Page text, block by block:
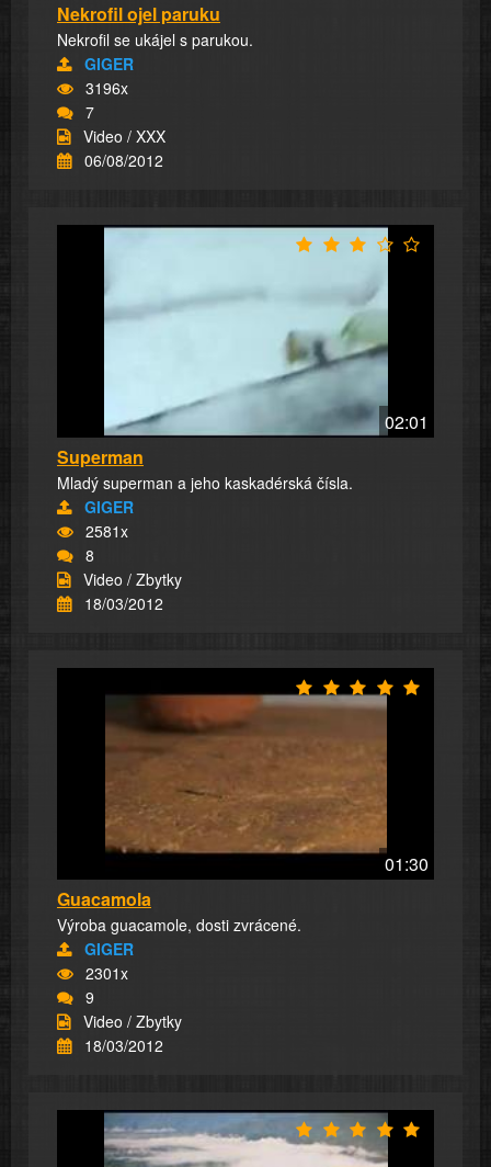
Nekrofil ojel paruku
Nekrofil se ukájel s parukou.
GIGER
3196x
7
Video / XXX
06/08/2012
02:01
Superman
Mladý superman a jeho kaskadérská čísla.
GIGER
2581x
8
Video / Zbytky
18/03/2012
01:30
Guacamola
Výroba guacamole, dosti zvrácené.
GIGER
2301x
9
Video / Zbytky
18/03/2012